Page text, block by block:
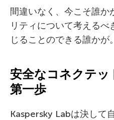
間違いなく、今こそ誰か
リティについて考える
じることのできる誰かが。
安全なコネクテッ
第一歩
Kaspersky Labは決して